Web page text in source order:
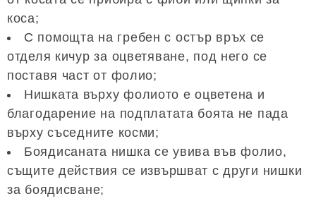
коса;
С помощта на гребен с остър връх се
отделя кичур за оцветяване, под него се
поставя част от фолио;
Нишката върху фолиото е оцветена и
благодарение на подплатата боята не пада
върху съседните косми;
Боядисаната нишка се увива във фолио,
същите действия се извършват с други нишки
за боядисване;